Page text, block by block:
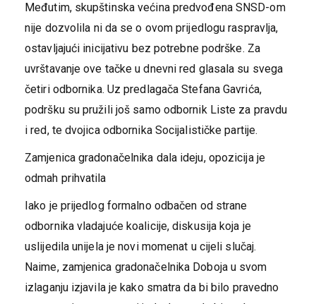
​Međutim, skupštinska većina predvođena SNSD-om
nije dozvolila ni da se o ovom prijedlogu raspravlja,
ostavljajući inicijativu bez potrebne podrške. Za
uvrštavanje ove tačke u dnevni red glasala su svega
četiri odbornika. Uz predlagača Stefana Gavrića,
podršku su pružili još samo odbornik Liste za pravdu
i red, te dvojica odbornika Socijalističke partije.
​Zamjenica gradonačelnika dala ideju, opozicija je
odmah prihvatila
​Iako je prijedlog formalno odbačen od strane
odbornika vladajuće koalicije, diskusija koja je
uslijedila unijela je novi momenat u cijeli slučaj.
Naime, zamjenica gradonačelnika Doboja u svom
izlaganju izjavila je kako smatra da bi bilo pravedno